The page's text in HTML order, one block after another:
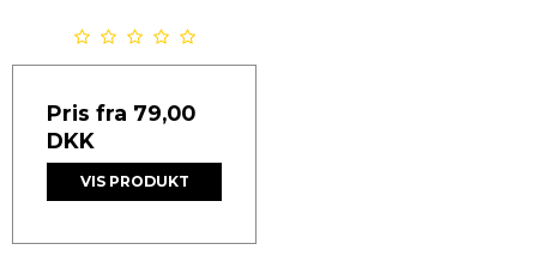
Pris fra 79,00
DKK
VIS PRODUKT